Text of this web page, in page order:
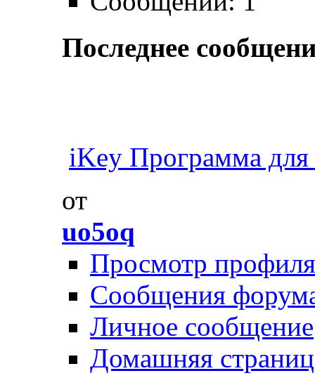
Последнее
iKey Программа
от
uo5oq
Просмотр профиля
Сообщения
Личное сообщение
Домашняя